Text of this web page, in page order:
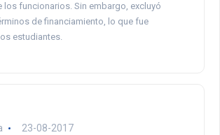
los funcionarios. Sin embargo, excluyó
de financiamiento, lo que fue
estudiantes.
23-08-2017